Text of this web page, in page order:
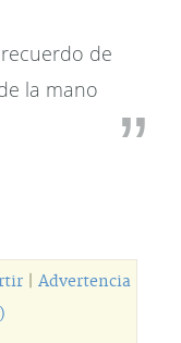
de
la mano
| Advertencia